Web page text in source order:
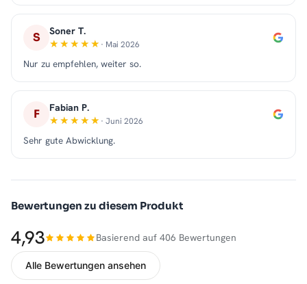
S Soner T.
· Mai 2026
Nur zu empfehlen, weiter so.
F Fabian P.
· Juni 2026
Sehr gute Abwicklung.
Bewertungen zu diesem Produkt
4,93 Basierend auf 406 Bewertungen
Alle Bewertungen ansehen